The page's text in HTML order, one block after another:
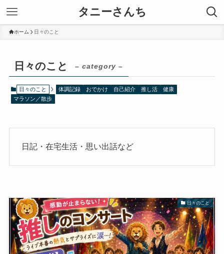
タニーさんち
ホーム 日々のこと
日々のこと – category –
日々のこと 体調記録 おでかけ 自己紹介 推し活
健康
マラソン／散歩
日記・在宅生活・思い出話など
日々のこと